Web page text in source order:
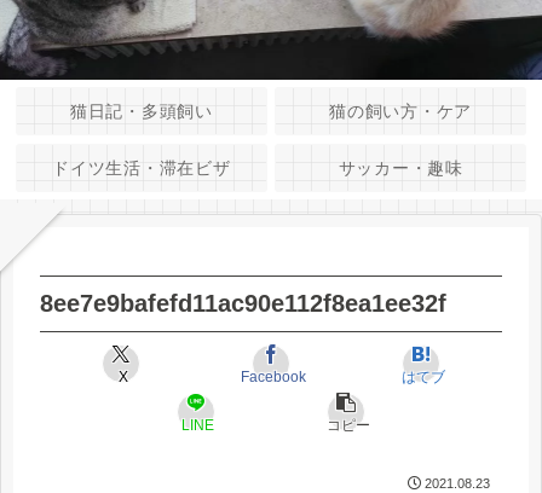
猫日記・多頭飼い 猫の飼い方・ケア
ドイツ生活・滞在ビザ サッカー・趣味
8ee7e9bafefd11ac90e112f8ea1ee32f
X Facebook はてブ
LINE コピー
2021.08.23